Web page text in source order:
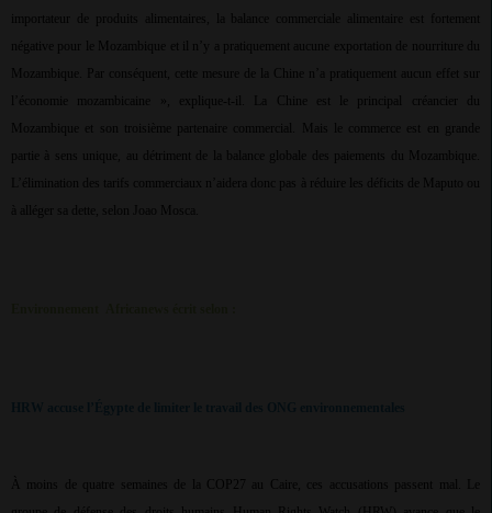
importateur de produits alimentaires, la balance commerciale alimentaire est fortement
négative pour le Mozambique et il n’y a pratiquement aucune exportation de nourriture du
Mozambique. Par conséquent, cette mesure de la Chine n’a pratiquement aucun effet sur
l’économie mozambicaine », explique-t-il. La Chine est le principal créancier du
Mozambique et son troisième partenaire commercial. Mais le commerce est en grande
partie à sens unique, au détriment de la balance globale des paiements du Mozambique.
L’élimination des tarifs commerciaux n’aidera donc pas à réduire les déficits de Maputo ou
à alléger sa dette, selon Joao Mosca.
À moins de quatre semaines de la COP27 au Caire, ces accusations passent mal. Le